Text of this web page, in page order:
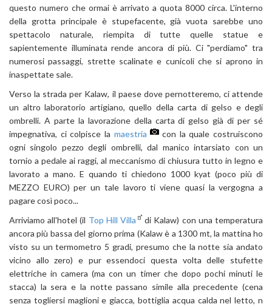
questo numero che ormai è arrivato a quota 8000 circa. L'interno
della grotta principale è stupefacente, già vuota sarebbe uno
spettacolo naturale, riempita di tutte quelle statue e
sapientemente illuminata rende ancora di più. Ci "perdiamo" tra
numerosi passaggi, strette scalinate e cunicoli che si aprono in
inaspettate sale.
Verso la strada per Kalaw, il paese dove pernotteremo, ci attende
un altro laboratorio artigiano, quello della carta di gelso e degli
ombrelli. A parte la lavorazione della carta di gelso già di per sé
impegnativa, ci colpisce la maestria
con la quale costruiscono
ogni singolo pezzo degli ombrelli, dal manico intarsiato con un
tornio a pedale ai raggi, al meccanismo di chiusura tutto in legno e
lavorato a mano. E quando ti chiedono 1000 kyat (poco più di
MEZZO EURO) per un tale lavoro ti viene quasi la vergogna a
pagare così poco...
Arriviamo all'hotel (il Top Hill Villa
di Kalaw) con una temperatura
ancora più bassa del giorno prima (Kalaw è a 1300 mt, la mattina ho
visto su un termometro 5 gradi, presumo che la notte sia andato
vicino allo zero) e pur essendoci questa volta delle stufette
elettriche in camera (ma con un timer che dopo pochi minuti le
stacca) la sera e la notte passano simile alla precedente (cena
senza togliersi maglioni e giacca, bottiglia acqua calda nel letto, n